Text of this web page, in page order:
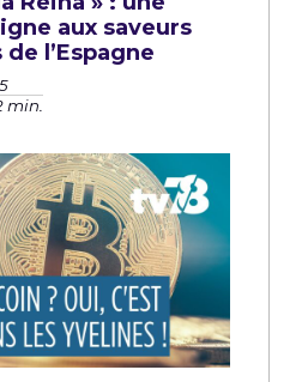
aux saveurs
l’Espagne
min.